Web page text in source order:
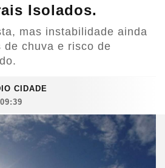
Isolados.
mas instabilidade ainda
de chuva e risco de
CIDADE